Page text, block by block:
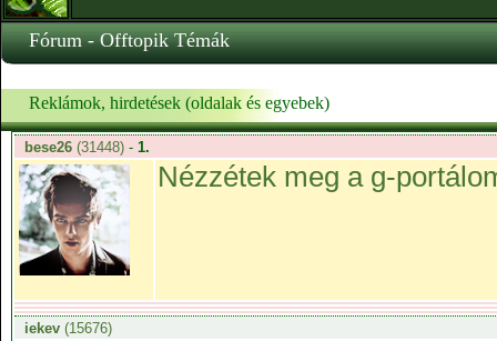
Fórum - Offtopik Témák
Reklámok, hirdetések (oldalak és egyebek)
bese26(31448) - 1.
Nézzétek meg a g-
iekev(15676)